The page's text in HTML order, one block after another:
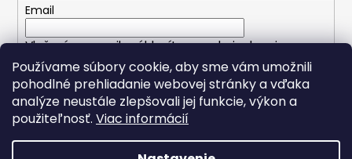
Používame súbory cookie, aby sme vám umožnili
pohodlné prehliadanie webovej stránky a vďaka
analýze neustále zlepšovali jej funkcie, výkon a
použiteľnosť. Viac informácií
e
Email
Vložením e-mailu súhlasíte spodmienkami
ochrany osobných údajov
PRIHLÁSIŤ SA